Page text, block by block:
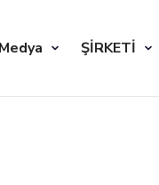
Medya ŞİRKETİ